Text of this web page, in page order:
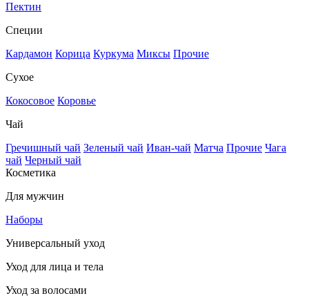
Пектин
Специи
Кардамон Корица Куркума Миксы Прочие
Сухое
Кокосовое Коровье
Чай
Гречишный чай Зеленый чай Иван-чай Матча Прочие Чага
чай Черный чай
Косметика
Для мужчин
Наборы
Универсальный уход
Уход для лица и тела
Уход за волосами